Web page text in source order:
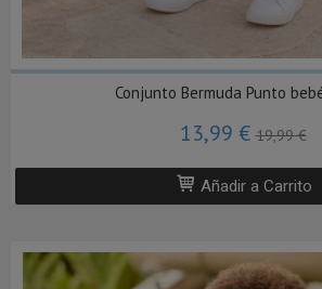
Conjunto Bermuda Punto
13,99 €19,99 €
Añadir a Carrito